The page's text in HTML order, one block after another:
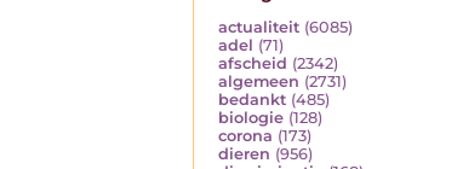
actualiteit (6085)
adel (71)
afscheid (2342)
algemeen (2731)
bedankt (485)
biologie (128)
corona (173)
dieren (956)